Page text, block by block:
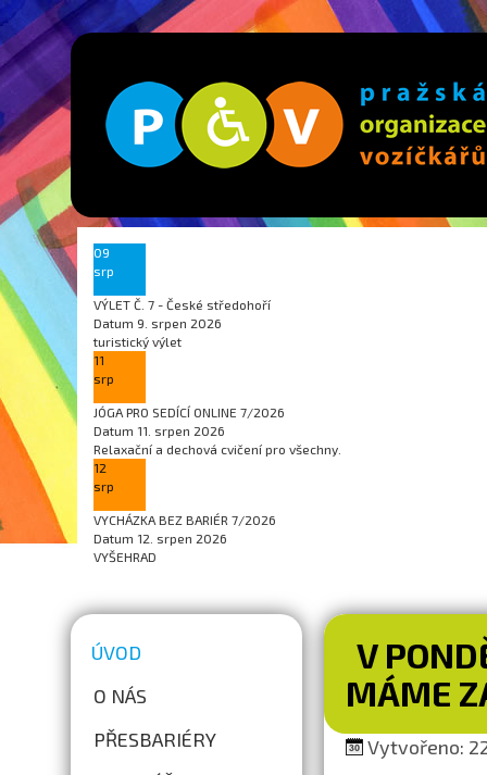
09
srp
VÝLET Č. 7 - České středohoří
Datum 9. srpen 2026
turistický výlet
11
srp
JÓGA PRO SEDÍCÍ ONLINE 7/2026
Datum 11. srpen 2026
Relaxační a dechová cvičení pro všechny.
12
srp
VYCHÁZKA BEZ BARIÉR 7/2026
Datum 12. srpen 2026
VYŠEHRAD
ÚVOD
O NÁS
PŘESBARIÉRY
V
MÁME
Vytvořeno: